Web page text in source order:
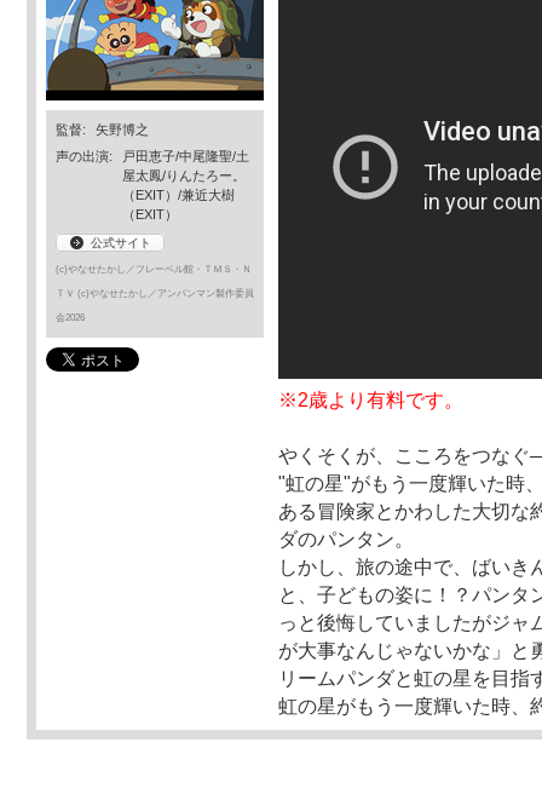
監督:
矢野博之
声の出演:
戸田恵子/中尾隆聖/土
屋太鳳/りんたろー。
（EXIT）/兼近大樹
（EXIT）
公式サイト
(c)やなせたかし／フレーベル館・ＴＭＳ・Ｎ
ＴＶ (c)やなせたかし／アンパンマン製作委員
会2026
※2歳より有料です。
やくそくが、こころをつな
"虹の星"がもう一度輝いた時
ある冒険家とかわした大切な
ダのパンタン。
しかし、旅の途中で、ばいき
と、子どもの姿に！？パンタ
っと後悔していましたがジャ
が大事なんじゃないかな」と
リームパンダと虹の星を目指
虹の星がもう一度輝いた時